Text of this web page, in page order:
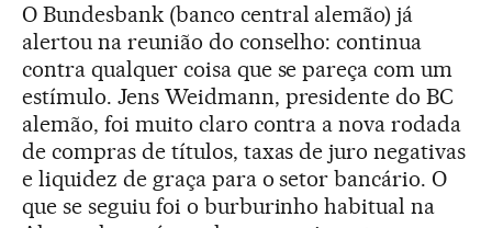
O Bundesbank (banco central alemão) já
alertou na reunião do conselho: continua
contra qualquer coisa que se pareça com um
estímulo. Jens Weidmann, presidente do BC
alemão, foi muito claro contra a nova rodada
de compras de títulos, taxas de juro negativas
e liquidez de graça para o setor bancário. O
que se seguiu foi o burburinho habitual na